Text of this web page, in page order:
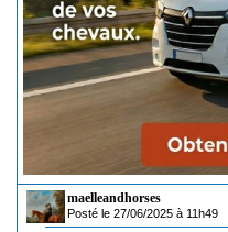
maelleandhorses
Posté le 27/06/2025 à 11h49